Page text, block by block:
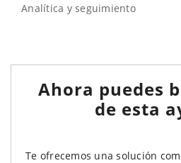
Analítica y seguimiento
Ahora puedes
de esta
Te ofrecemos una solución